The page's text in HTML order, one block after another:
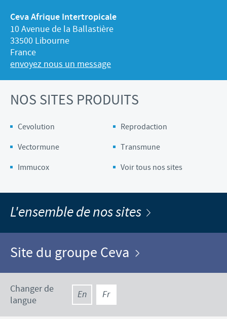
Ceva Afrique Intertropicale
10 Avenue de la Ballastière
33500 Libourne
France
envoyez nous un message
NOS SITES PRODUITS
Cevolution
Reprodaction
Vectormune
Transmune
Immucox
Voir tous nos sites
L'ensemble de nos sites
Site du groupe Ceva
Changer de
langue
En Fr